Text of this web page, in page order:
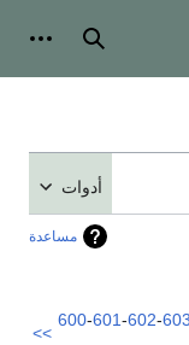
بحث
أدوات
مساعدة
600-601-602-603
>>